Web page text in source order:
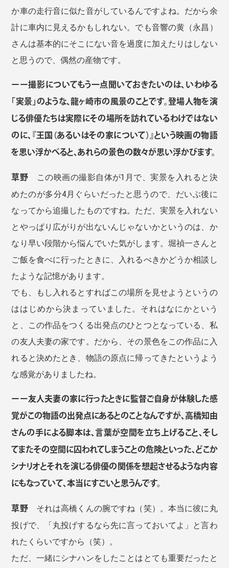
か車の走行音に似た音がしているんですよね。だから余
計に車内に見えるかもしれない。でも音響の黄（永昌）
さんは基本的にそこにない音を過度に加えたりはしない
と思うので、偶然の産物です。
ーー撮影についてもう一点聞いておきたいのは、いわゆる
「実景」のような、龍ヶ崎市の風景のことです。登場人物を演
じる俳優たちは実際にその場所を訪れているわけではない
のに、『王国（あるいはその家について）』という映画の物語
を思い浮かべると、あれらの景色の数々が思い浮かびます。
草野 この映画の撮影自体が1月で、実景を入れると決
めたのが多分4月ぐらいだったと思うので、だいぶ後に
なってから追撮したものですね。ただ、実景を入れない
とやっぱり広がりが出ないんじゃないかというのは、か
なり早い段階から悩んでいた気がします。堀禎一さんと
ご飯を食べに行ったときに、入れるべきかどうか相談し
たような記憶があります。
でも、もし入れるとすればこの場所を見せようというの
ははじめから決まっていました。それはなにかという
と、この作品をつくる出発点のひとつとなっている、私
の友人夫妻の家です。だから、その景色をこの作品に入
れると決めたとき、物語の原点に帰ってきたというよう
な感覚がありましたね。
ーー友人夫妻の家に行ったときに監督ご自身が体験した感
覚がこの物語の出発点にあるとのことなんですが、高橋知由
さんの手による脚本は、言葉が空間を立ち上げること、そし
てまたその空間に囚われてしまうことの危険といった、どこか
シナリオとそれを演じる俳優の関係を想起させるような内容
にもなっていて、本当にすごいと思うんです。
草野それは高橋くんの腕ですね（笑）。本当に彼に丸
投げで、「丸投げするなら先に言っておいてよ」と言わ
れたくらいですから（笑）。
ただ、一緒にシナハンをしたことはとても重要だったと